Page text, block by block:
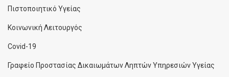
Πιστοποιητικό Υγείας
Κοινωνική Λειτουργός
Covid-19
Γραφείο Προστασίας Δικαιωμάτων Ληπτών Υπηρεσιών Υγείας